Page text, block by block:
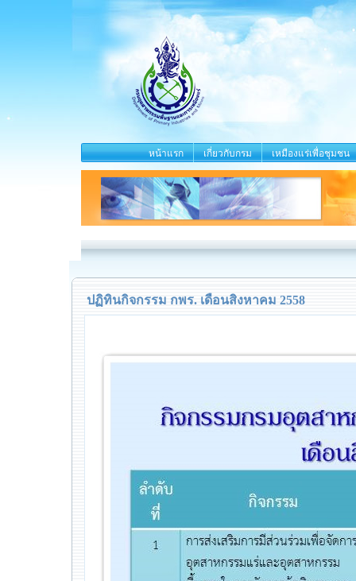
หน้าแรก เกี่ยวกับกรม เหมืองแร่เพื่อชุมชน
ปฏิทินกิจกรรม กพร. เดือนสิงหาคม 2558